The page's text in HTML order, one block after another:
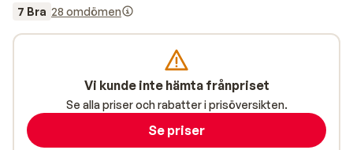
7 Bra 28 omdömen
Vi kunde inte hämta frånpriset
Se alla priser och rabatter i prisöversikten.
Se priser